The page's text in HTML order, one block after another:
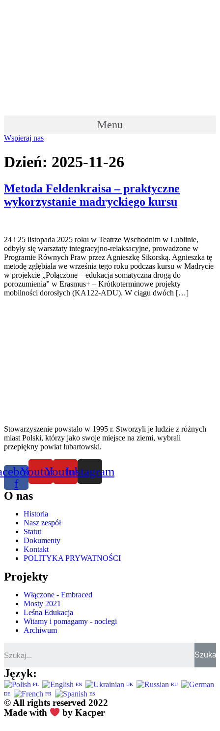
Menu
Wspieraj nas
Dzień: 2025-11-26
Metoda Feldenkraisa – praktyczne
wykorzystanie madryckiego kursu
24 i 25 listopada 2025 roku w Teatrze Wschodnim w Lublinie,
odbyły się warsztaty integracyjno-relaksacyjne, prowadzone w
Programie Równych Praw przez Agnieszkę Sikorską. Agnieszka tę
metodę zgłębiała we września tego roku podczas kursu w Madrycie
w projekcie „Połączone – edukacja somatyczna drogą do
porozumienia” w Erasmus+ – Krótkoterminowe projekty
mobilności dorosłych (KA122-ADU). W ciągu dwóch […]
Stowarzyszenie powstało w 1995 r. Stworzyli je ludzie z różnych
miast Polski, którzy jako swoje miejsce na ziemi, wybrali
przepiękny powiat lubartowski.
f
YoutubeYoutubeInstagram
O nas
Historia
Nasz zespół
Statut
Dokumenty
Kontakt
POLITYKA PRYWATNOŚCI
Projekty
Włączone - Embraced
Mosty 2021
Leśna Edukacja
Witamy i pomagamy - noclegi
Archiwum
Szukaj
Język:
PL EN UK
RU
DE
FR ES
© All rights reserved 2022
Made with
by Kacper